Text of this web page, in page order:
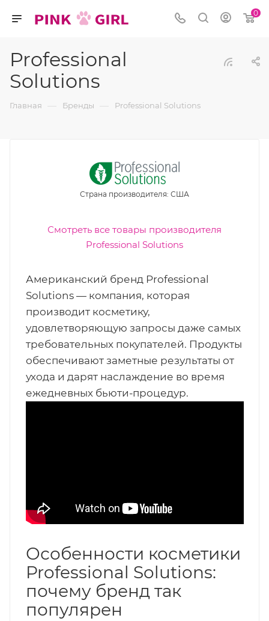
0
Professional
Solutions
Главная — Бренды — Professional Solutions
Страна производителя: США
Смотреть все товары производителя
Professional Solutions
Американский бренд Professional
Solutions — компания, которая
производит косметику,
удовлетворяющую запросы даже самых
требовательных покупателей. Продукты
обеспечивают заметные результаты от
ухода и дарят наслаждение во время
ежедневных бьюти-процедур.
Особенности косметики
Professional Solutions:
почему бренд так
популярен